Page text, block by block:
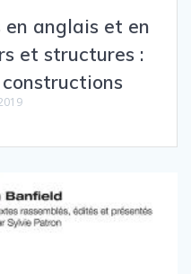
en anglais et en
et structures :